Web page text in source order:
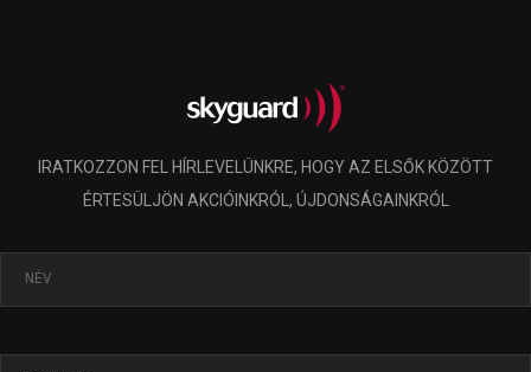
IRATKOZZON FEL HÍRLEVELÜNKRE, HOGY AZ ELSŐK KÖZÖTT
ÉRTESÜLJÖN AKCIÓINKRÓL, ÚJDONSÁGAINKRÓL